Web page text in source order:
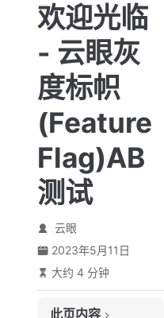
欢迎光临
- 云眼灰
度标帜
(Feature
Flag)AB
测试
云眼
2023年5月11日
大约 4 分钟
此页内容